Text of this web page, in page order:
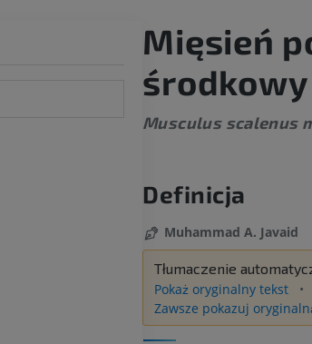
Mięsień
środkowy
Musculus scalenus
Definicja
Muhammad A. Javaid
Tłumaczenie
Pokaż oryginalny tekst
Zawsze pokazuj